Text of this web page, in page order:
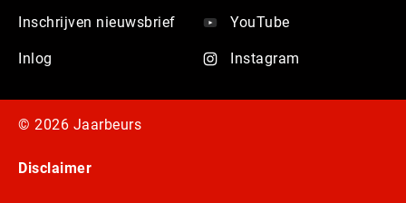
Inschrijven nieuwsbrief
Inlog
YouTube
Instagram
© 2026 Jaarbeurs
Disclaimer